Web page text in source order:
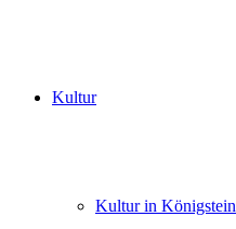
Kultur
Kultur in Königstein